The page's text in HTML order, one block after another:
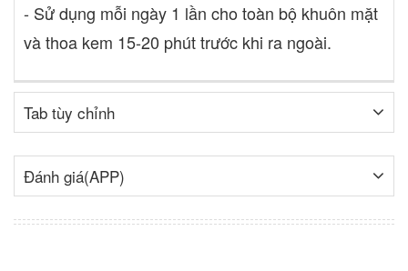
- Sử dụng mỗi ngày 1 lần cho toàn bộ khuôn mặt
và thoa kem 15-20 phút trước khi ra ngoài.
Tab tùy chỉnh
Đánh giá(APP)